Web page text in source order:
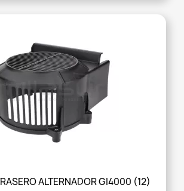
ALTERNADOR GI4000 (12)